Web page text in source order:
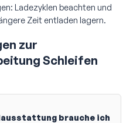
Ladezyklen beachten und
Zeit entladen lagern.
zur
Schleifen
brauche ich